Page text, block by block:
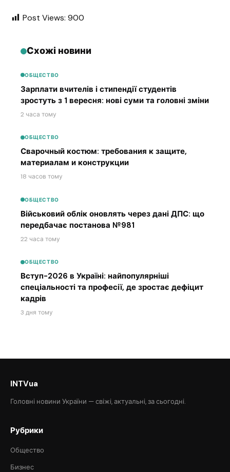
Post Views: 900
Схожі новини
ОБЩЕСТВО
Зарплати вчителів і стипендії студентів
зростуть з 1 вересня: нові суми та головні зміни
2 часа тому
ОБЩЕСТВО
Сварочный костюм: требования к защите,
материалам и конструкции
18 часов тому
ОБЩЕСТВО
Військовий облік оновлять через дані ДПС: що
передбачає постанова №981
22 часа тому
ОБЩЕСТВО
Вступ-2026 в Україні: найпопулярніші
спеціальності та професії, де зростає дефіцит
кадрів
3 дня тому
INTVua
Головні новини України — свіжі, актуальні, за сьогодні.
Рубрики
Общество
Бизнес